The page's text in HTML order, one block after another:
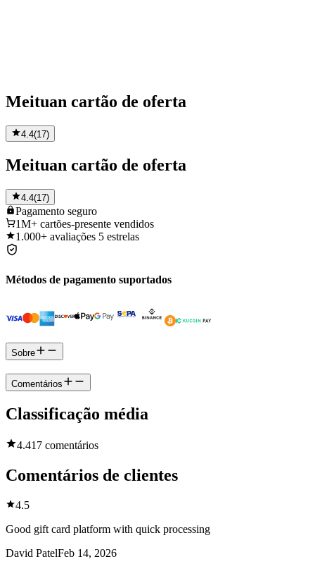
Meituan cartão de oferta
4.4(17)
Meituan cartão de oferta
4.4(17)
Pagamento seguro
1M+ cartões-presente vendidos
1.000+ avaliações 5 estrelas
Métodos de pagamento suportados
Sobre
Comentários
Classificação média
4.417 comentários
Comentários de clientes
4.5
Good gift card platform with quick processing
David PatelFeb 14, 2026